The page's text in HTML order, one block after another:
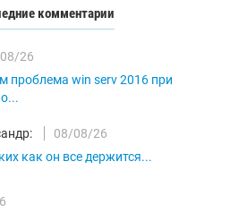
комментарии
26
проблема win serv 2016 при
08/08/26
как он все держится...